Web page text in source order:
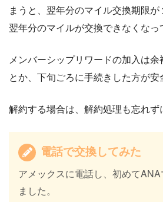
まうと、翌年分のマイル交換期限が
翌年分のマイルが交換できなくなっ
メンバーシップリワードの加入は
とか、下旬ごろに手続きした方が安
解約する場合は、解約処理も忘れず
電話で交換してみた
アメックスに電話し、初めて
ました。